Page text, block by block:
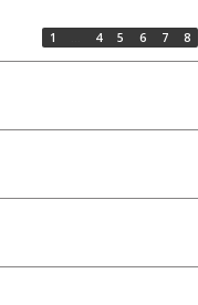
1 4 5 6 7 8